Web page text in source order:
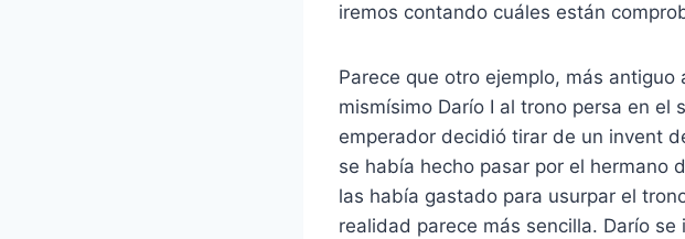
iremos contando cuáles están
Parece que otro ejemplo, más
mismísimo Darío I al trono persa en el
emperador decidió tirar de un invent
se había hecho pasar por el hermano
las había gastado para usurpar el
realidad parece más sencilla. Darío